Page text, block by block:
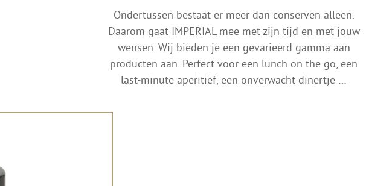
Ondertussen bestaat er meer dan conserven alleen.
Daarom gaat IMPERIAL mee met zijn tijd en met jouw
wensen. Wij bieden je een gevarieerd gamma aan
producten aan. Perfect voor een lunch on the go, een
last-minute aperitief, een onverwacht dinertje …